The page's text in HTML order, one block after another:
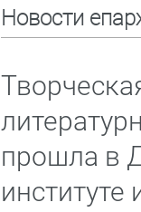
Новости
прошла в
институте